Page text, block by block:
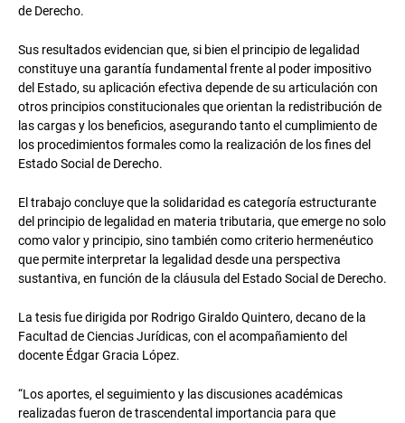
de Derecho.
Sus resultados evidencian que, si bien el principio de legalidad
constituye una garantía fundamental frente al poder impositivo
del Estado, su aplicación efectiva depende de su articulación con
otros principios constitucionales que orientan la redistribución de
las cargas y los beneficios, asegurando tanto el cumplimiento de
los procedimientos formales como la realización de los fines del
Estado Social de Derecho.
El trabajo concluye que la solidaridad es categoría estructurante
del principio de legalidad en materia tributaria, que emerge no solo
como valor y principio, sino también como criterio hermenéutico
que permite interpretar la legalidad desde una perspectiva
sustantiva, en función de la cláusula del Estado Social de Derecho.
La tesis fue dirigida por Rodrigo Giraldo Quintero, decano de la
Facultad de Ciencias Jurídicas, con el acompañamiento del
docente Édgar Gracia López.
“Los aportes, el seguimiento y las discusiones académicas
realizadas fueron de trascendental importancia para que